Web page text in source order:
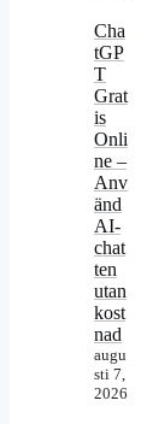
Cha
tGP
T
Grat
is
Onli
ne –
Anv
änd
AI-
chat
ten
utan
kost
nad
augu
sti 7,
2026